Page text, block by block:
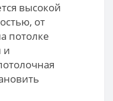
высокой
от
потолке
и